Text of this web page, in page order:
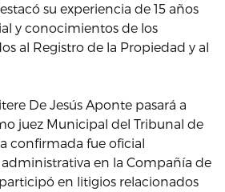
su experiencia de 15 años
y conocimientos de los
al Registro de la Propiedad y al
De Jesús Aponte pasará a
juez Municipal del Tribunal de
confirmada fue oficial
en la Compañía de
en litigios relacionados